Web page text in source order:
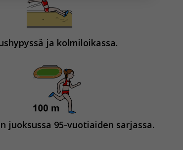
ja kolmiloikassa.
juoksussa 95-vuotiaiden sarjassa.